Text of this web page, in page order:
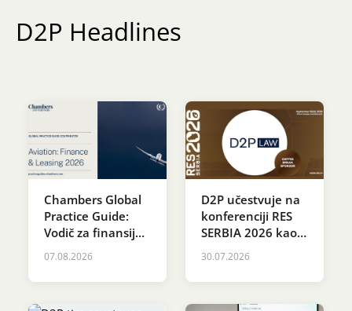
Karijera
D2P Headlines
Chambers Global
Practice Guide:
Vodič za finansije i
lizing u
2026
07.08.2026
D2P učestvuje na
konferenciji RES
SERBIA 2026 kao
sponzor Coffee
30.07.2026